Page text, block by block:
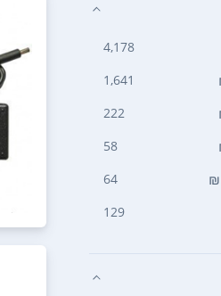
4,178
1,641
222
58
64
129